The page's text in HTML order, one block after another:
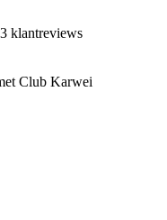
klantreviews
Club Karwei